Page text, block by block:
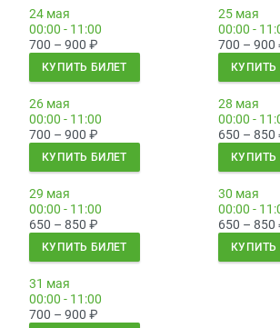
24 мая
00:00 - 11:00
700 – 900 ₽
КУПИТЬ БИЛЕТ
25 мая
00:00 -
700 – 900
КУПИТЬ
26 мая
00:00 - 11:00
700 – 900 ₽
КУПИТЬ БИЛЕТ
28 мая
00:00 -
650 – 850
КУПИТЬ
29 мая
00:00 - 11:00
650 – 850 ₽
КУПИТЬ БИЛЕТ
30 мая
00:00 -
650 – 850
КУПИТЬ
31 мая
00:00 - 11:00
700 – 900 ₽